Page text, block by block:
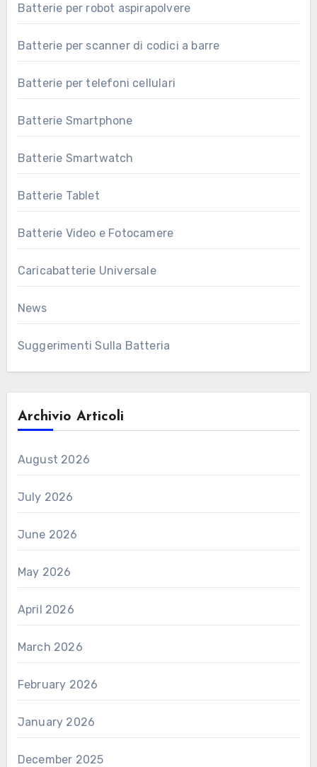
Batterie per robot aspirapolvere
Batterie per scanner di codici a barre
Batterie per telefoni cellulari
Batterie Smartphone
Batterie Smartwatch
Batterie Tablet
Batterie Video e Fotocamere
Caricabatterie Universale
News
Suggerimenti Sulla Batteria
Archivio Articoli
August 2026
July 2026
June 2026
May 2026
April 2026
March 2026
February 2026
January 2026
December 2025